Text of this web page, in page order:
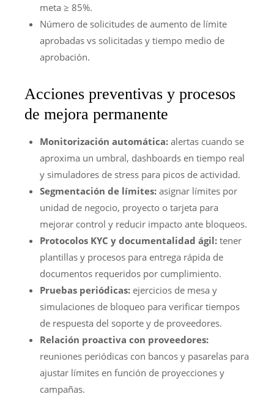
meta ≥ 85%.
Número de solicitudes de aumento de límite
aprobadas vs solicitadas y tiempo medio de
aprobación.
Acciones preventivas y procesos
de mejora permanente
Monitorización automática: alertas cuando se
aproxima un umbral, dashboards en tiempo real
y simuladores de stress para picos de actividad.
Segmentación de límites: asignar límites por
unidad de negocio, proyecto o tarjeta para
mejorar control y reducir impacto ante bloqueos.
Protocolos KYC y documentalidad ágil: tener
plantillas y procesos para entrega rápida de
documentos requeridos por cumplimiento.
Pruebas periódicas: ejercicios de mesa y
simulaciones de bloqueo para verificar tiempos
de respuesta del soporte y de proveedores.
Relación proactiva con proveedores:
reuniones periódicas con bancos y pasarelas para
ajustar límites en función de proyecciones y
campañas.